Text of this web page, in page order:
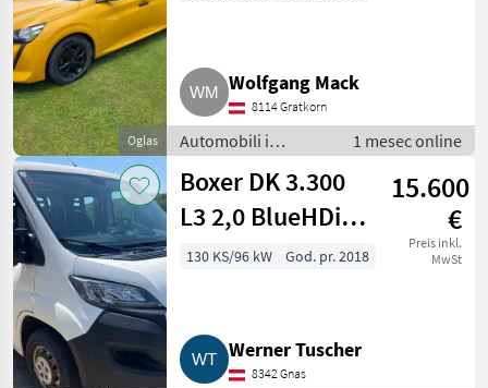
Oglas
Wolfgang Mack
8114 Gratkorn
Automobili i
motocikli / Limuzine
1 mesec online
Boxer DK 3.300
L3 2,0 BlueHDi
130 Euro 6
15.600
€
Preis inkl.
MwSt
130 KS/96 kW God. pr. 2018
Werner Tuscher
8342 Gnas